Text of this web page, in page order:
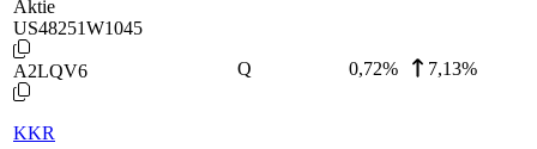
Aktie
US48251W1045
A2LQV6
KKR
Q 0,72% 7,13%